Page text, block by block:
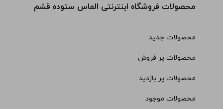
محصولات فروشگاه اینترنتی الماس ستوده قشم
محصولات جدید
محصولات پر فروش
محصولات پر بازدید
محصولات موجود